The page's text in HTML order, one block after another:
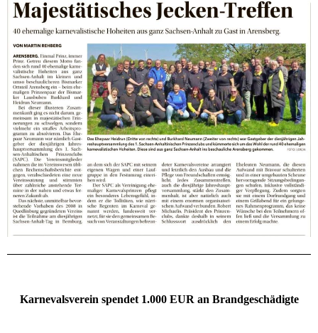
Karnevalsverein spendet 1.000 EUR an Brandgeschädigte